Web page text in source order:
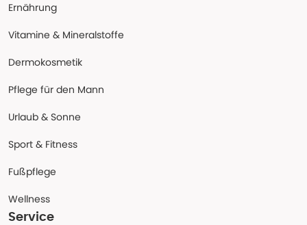
Ernährung
Vitamine & Mineralstoffe
Dermokosmetik
Pflege für den Mann
Urlaub & Sonne
Sport & Fitness
Fußpflege
Wellness
Service